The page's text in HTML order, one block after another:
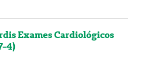
Exames Cardiológicos
4)